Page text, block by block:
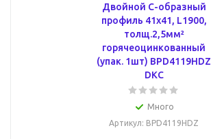
Двойной С-образный
профиль 41х41, L1900,
толщ.2,5мм²
горячеоцинкованный
(упак. 1шт) BPD4119HDZ
DKC
Много
Артикул: BPD4119HDZ